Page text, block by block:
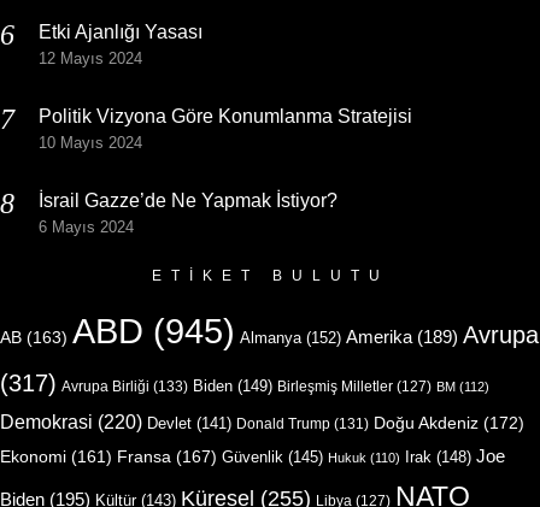
Etki Ajanlığı Yasası
12 Mayıs 2024
Politik Vizyona Göre Konumlanma Stratejisi
10 Mayıs 2024
İsrail Gazze’de Ne Yapmak İstiyor?
6 Mayıs 2024
ETIKET BULUTU
AB (163) ABD (945) Almanya (152) Amerika (189) Avrupa
(317) Avrupa Birliği (133) Biden (149) Birleşmiş Milletler (127) BM (112)
Demokrasi (220) Devlet (141) Donald Trump (131) Doğu Akdeniz (172)
Ekonomi (161) Fransa (167) Güvenlik (145) Hukuk (110) Irak (148) Joe
Biden (195) Kültür(143) Küresel (255) Libya (127) NATO